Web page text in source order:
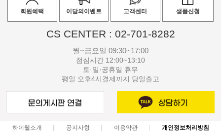
회원혜택 이달의이벤트 고객센터 샘플신청
CS CENTER : 02-701-8282
월~금요일 09:30~17:00
점심시간 12:00~13:10
토·일·공휴일 휴무
평일 오후4시결제까지 당일출고
하이웰소개 공지사항 이용약관 개인정보처리방침